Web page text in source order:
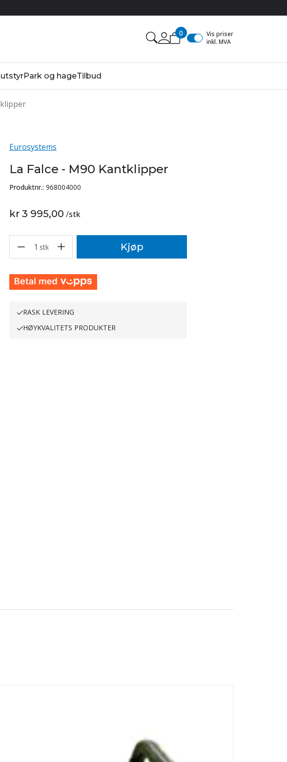
0
Vis priser
inkl. MVA
Park og hageTilbud
Eurosystems
La Falce - M90 Kantklipper
Produktnr.: 968004000
kr 3 995,00 /stk
1 stk Kjøp
RASK LEVERING
HØYKVALITETS PRODUKTER